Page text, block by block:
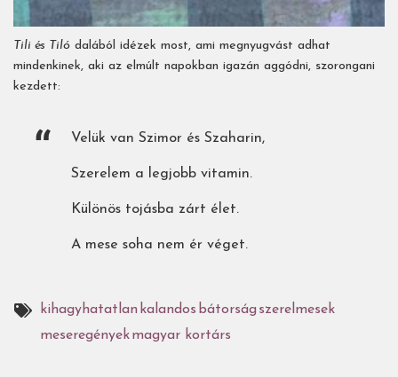
Tili és Tiló dalából idézek most, ami megnyugvást adhat
mindenkinek, aki az elmúlt napokban igazán aggódni, szorongani
kezdett:
Velük van Szimor és Szaharin,
Szerelem a legjobb vitamin.
Különös tojásba zárt élet.
A mese soha nem ér véget.
kihagyhatatlan kalandos bátorság szerelmesek
meseregényekmagyar kortárs